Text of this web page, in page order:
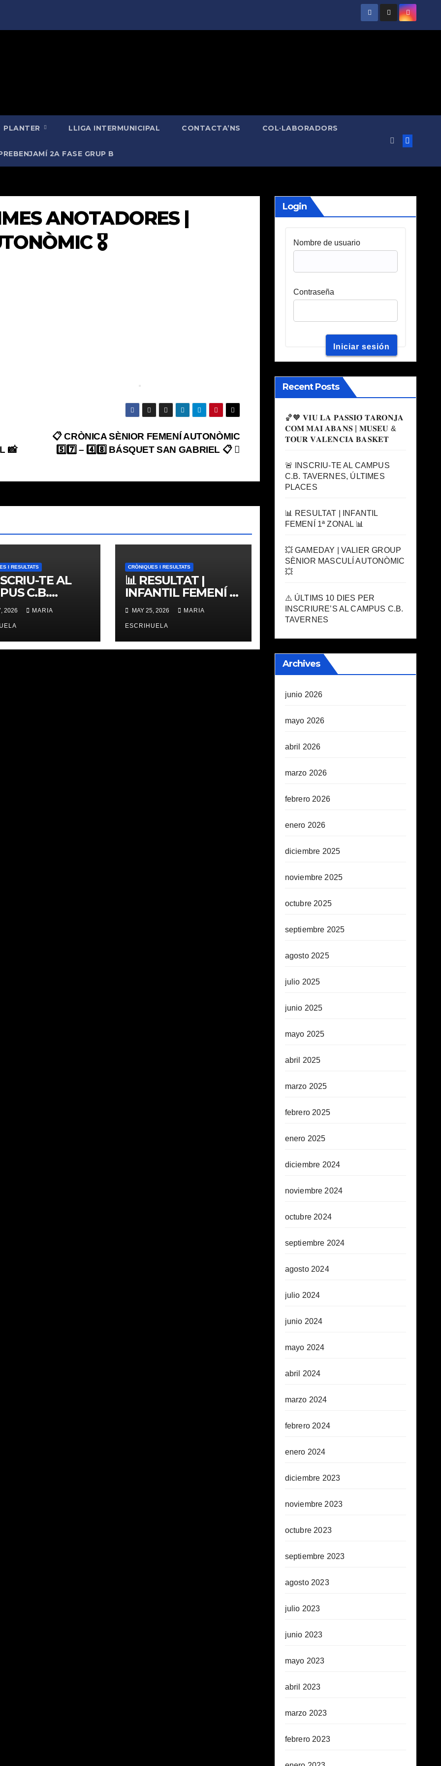
PLANTER LLIGA INTERMUNICIPAL CONTACTA’NS COL·LABORADORS
2A FASE GRUP B
ANOTADORES |
🎖️
📋 CRÒNICA SÈNIOR FEMENÍ AUTONÒMIC
5️⃣7️⃣ – 4️⃣8️⃣ BÁSQUET SAN GABRIEL 📋
📸
I RESULTATS
TE AL
C.B.
PLACES
2026 MARIA
CRÒNIQUES I RESULTATS
📊 RESULTAT |
INFANTIL FEMENÍ 1ª
ZONAL 📊
MAY 25, 2026 MARIA
ESCRIHUELA
Login
Nombre de usuario
Contraseña
Recent Posts
🏀🧡 𝐕𝐈𝐔 𝐋𝐀 𝐏𝐀𝐒𝐒𝐈𝐎́ 𝐓𝐀𝐑𝐎𝐍𝐉𝐀
𝐂𝐎𝐌 𝐌𝐀𝐈 𝐀𝐁𝐀𝐍𝐒 | 𝐌𝐔𝐒𝐄𝐔 &
𝐓𝐎𝐔𝐑 𝐕𝐀𝐋𝐄𝐍𝐂𝐈𝐀 𝐁𝐀𝐒𝐊𝐄𝐓
🚨 INSCRIU-TE AL CAMPUS
C.B. TAVERNES, ÚLTIMES
PLACES
📊 RESULTAT | INFANTIL
FEMENÍ 1ª ZONAL 📊
💥 GAMEDAY | VALIER GROUP
SÈNIOR MASCULÍ AUTONÒMIC
💥
⚠️ ÚLTIMS 10 DIES PER
INSCRIURE’S AL CAMPUS C.B.
TAVERNES
Archives
junio 2026
mayo 2026
abril 2026
marzo 2026
febrero 2026
enero 2026
diciembre 2025
noviembre 2025
octubre 2025
septiembre 2025
agosto 2025
julio 2025
junio 2025
mayo 2025
abril 2025
marzo 2025
febrero 2025
enero 2025
diciembre 2024
noviembre 2024
octubre 2024
septiembre 2024
agosto 2024
julio 2024
junio 2024
mayo 2024
abril 2024
marzo 2024
febrero 2024
enero 2024
diciembre 2023
noviembre 2023
octubre 2023
septiembre 2023
agosto 2023
julio 2023
junio 2023
mayo 2023
abril 2023
marzo 2023
febrero 2023